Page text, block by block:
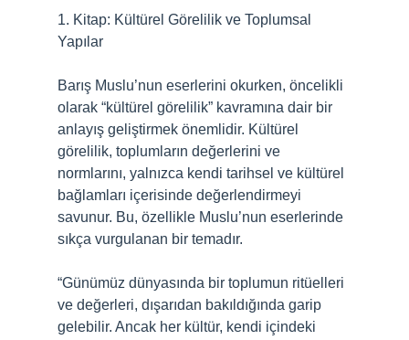
1. Kitap: Kültürel Görelilik ve Toplumsal
Yapılar
Barış Muslu’nun eserlerini okurken, öncelikli
olarak “kültürel görelilik” kavramına dair bir
anlayış geliştirmek önemlidir. Kültürel
görelilik, toplumların değerlerini ve
normlarını, yalnızca kendi tarihsel ve kültürel
bağlamları içerisinde değerlendirmeyi
savunur. Bu, özellikle Muslu’nun eserlerinde
sıkça vurgulanan bir temadır.
“Günümüz dünyasında bir toplumun ritüelleri
ve değerleri, dışarıdan bakıldığında garip
gelebilir. Ancak her kültür, kendi içindeki